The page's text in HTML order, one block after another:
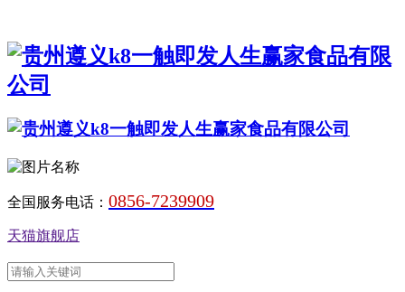
全国服务电话： 0856-7239909
天猫旗舰店